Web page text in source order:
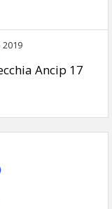
2019
Ancip 17